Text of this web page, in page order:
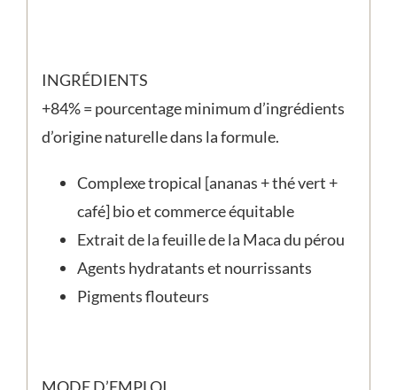
INGRÉDIENTS
+84% = pourcentage minimum d’ingrédients
d’origine naturelle dans la formule.
Complexe tropical [ananas + thé vert +
café] bio et commerce équitable
Extrait de la feuille de la Maca du pérou
Agents hydratants et nourrissants
Pigments flouteurs